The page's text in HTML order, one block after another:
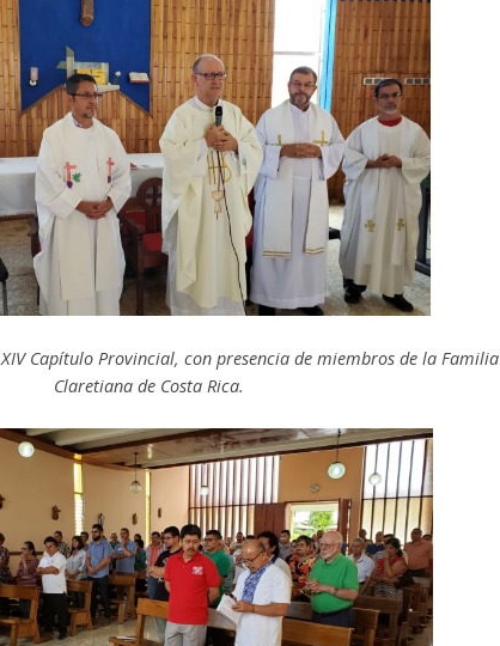
Capítulo Provincial, con presencia de miembros de la Familia
Claretiana de Costa Rica.